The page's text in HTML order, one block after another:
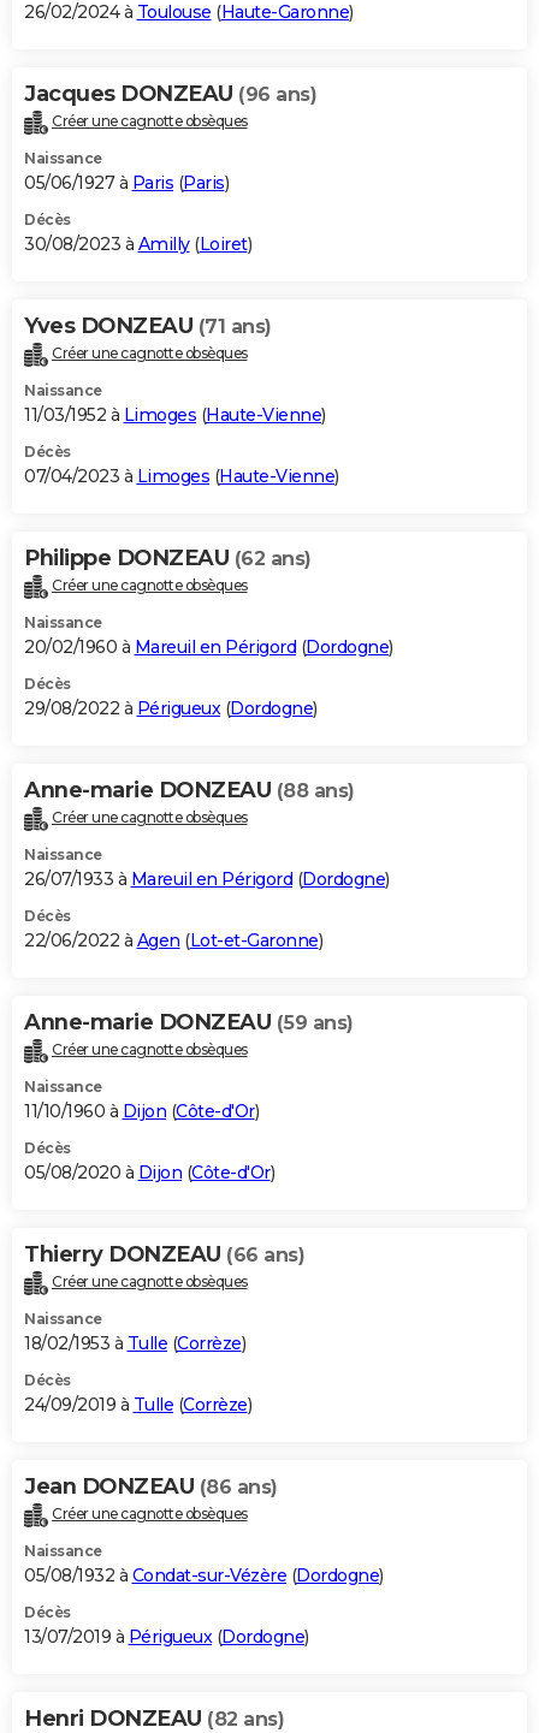
26/02/2024 à Toulouse (Haute-Garonne)
Jacques DONZEAU (96 ans)
Créer une cagnotte obsèques
Naissance
05/06/1927 à Paris (Paris)
Décès
30/08/2023 à Amilly(Loiret)
Yves DONZEAU (71 ans)
Créer une cagnotte obsèques
Naissance
11/03/1952 à Limoges (Haute-Vienne)
Décès
07/04/2023 à Limoges (Haute-Vienne)
Philippe DONZEAU (62 ans)
Créer une cagnotte obsèques
Naissance
20/02/1960 à Mareuil en Périgord (Dordogne)
Décès
29/08/2022 à Périgueux(Dordogne)
Anne-marie DONZEAU (88 ans)
Créer une cagnotte obsèques
Naissance
26/07/1933 à Mareuil en Périgord (Dordogne)
Décès
22/06/2022 à Agen (Lot-et-Garonne)
Anne-marie DONZEAU (59 ans)
Créer une cagnotte obsèques
Naissance
11/10/1960 à Dijon (Côte-d'Or)
Décès
05/08/2020 à Dijon (Côte-d'Or)
Thierry DONZEAU (66 ans)
Créer une cagnotte obsèques
Naissance
18/02/1953 à Tulle (Corrèze)
Décès
24/09/2019 à Tulle (Corrèze)
Jean DONZEAU (86 ans)
Créer une cagnotte obsèques
Naissance
05/08/1932 à Condat-sur-Vézère (Dordogne)
Décès
13/07/2019 à Périgueux (Dordogne)
Henri DONZEAU (82 ans)